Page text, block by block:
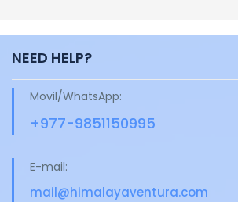
NEED HELP?
Movil/WhatsApp:
+977-9851150995
E-mail:
mail@himalayaventura.com